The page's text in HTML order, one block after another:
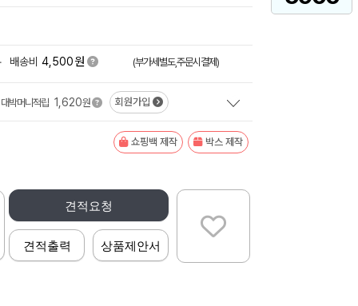
배송비 4,500원 (부가세별도,주문시결제)
대박머니적립 1,620원 회원가입
쇼핑백 제작 박스 제작
견적요청
견적출력 상품제안서